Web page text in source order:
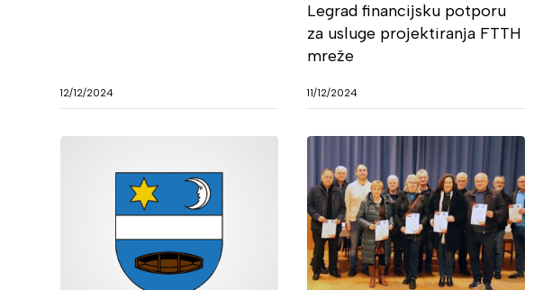
12/12/2024
Legrad financijsku potporu
za usluge projektiranja FTTH
mreže
11/12/2024